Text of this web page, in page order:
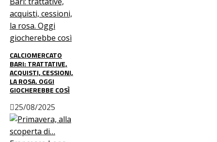
CALCIOMERCATO
BARI: TRATTATIVE,
ACQUISTI, CESSIONI,
LA ROSA. OGGI
GIOCHEREBBE COSÌ
25/08/2025